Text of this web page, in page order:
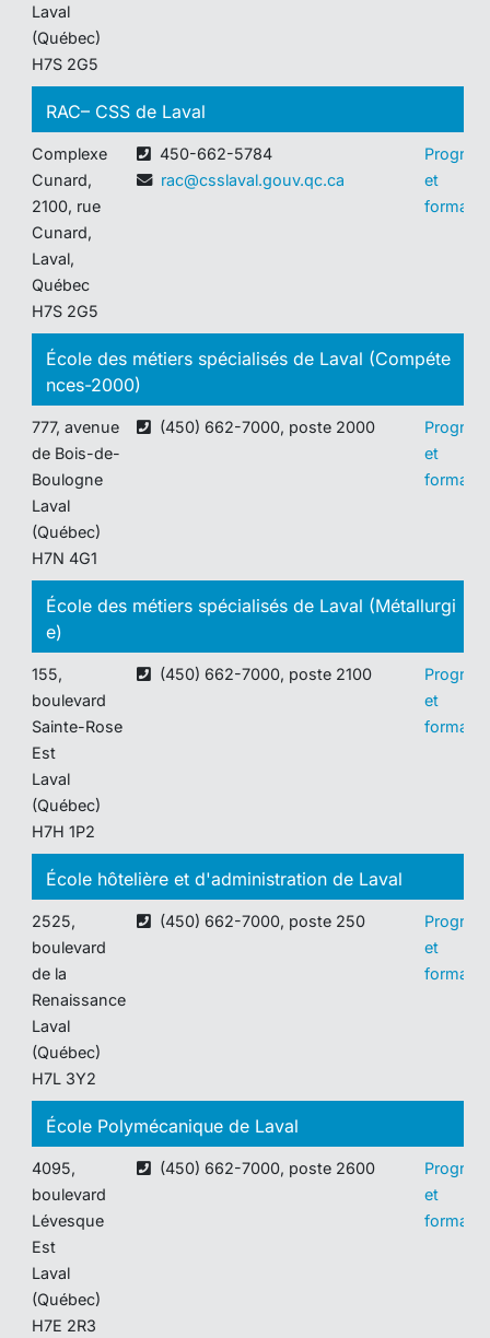
Laval
(Québec)
H7S 2G5
RAC– CSS de Laval
Complexe
Cunard,
2100, rue
Cunard,
Laval,
Québec
H7S 2G5
450-662-5784
rac@csslaval.gouv.qc.ca
et
École des métiers spécialisés de Laval (Compéte
nces-2000)
777, avenue
de Bois-de-
Boulogne
Laval
(Québec)
H7N 4G1
(450) 662-7000, poste 2000
et
École des métiers spécialisés de Laval (Métallurgi
e)
155,
boulevard
Sainte-Rose
Est
Laval
(Québec)
H7H 1P2
(450) 662-7000, poste 2100
et
École hôtelière et d'administration de Laval
2525,
boulevard
de la
Renaissance
Laval
(Québec)
H7L 3Y2
(450) 662-7000, poste 250
et
École Polymécanique de Laval
4095,
boulevard
Lévesque
Est
Laval
(Québec)
H7E 2R3
(450) 662-7000, poste 2600
et